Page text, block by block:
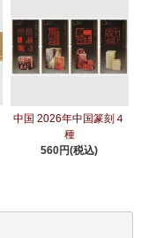
中国 2026年中国篆刻４
種
560円(税込)